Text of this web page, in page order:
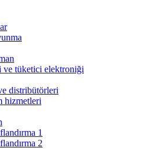
tüketici elektroniği
distribütörleri
hizmetleri
1
2